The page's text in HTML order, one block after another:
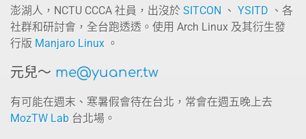
澎湖人，NCTU CCCA 社員，出沒於 SITCON 、 YSITD 、各
社群和研討會，全台跑透透。使用 Arch Linux 及其衍生發
行版 Manjaro Linux 。
元兒～ me@yuaner.tw
有可能在週末、寒暑假會待在台北，常會在週五晚上去
MozTW Lab 台北場。